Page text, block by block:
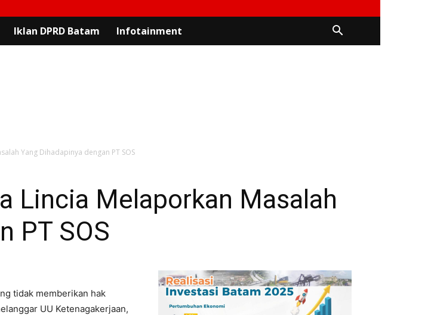
Iklan DPRD Batam Infotainment
Yang Dihadapinya dengan PT SOS
Lincia Melaporkan Masalah
PT SOS
tidak memberikan hak
UU Ketenagakerjaan,